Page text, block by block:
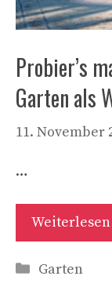
Probier’s
Garten als
11. November
…
Kategorien
Garten